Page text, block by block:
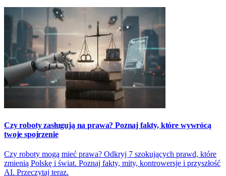
Czy roboty zasługują na prawa? Poznaj fakty, które wywrócą
twoje spojrzenie
Czy roboty mogą mieć prawa? Odkryj 7 szokujących prawd, które
zmienią Polskę i świat. Poznaj fakty, mity, kontrowersje i przyszłość
AI. Przeczytaj teraz.